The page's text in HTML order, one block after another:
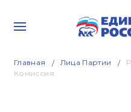
Главная Лица Партии
Комиссия